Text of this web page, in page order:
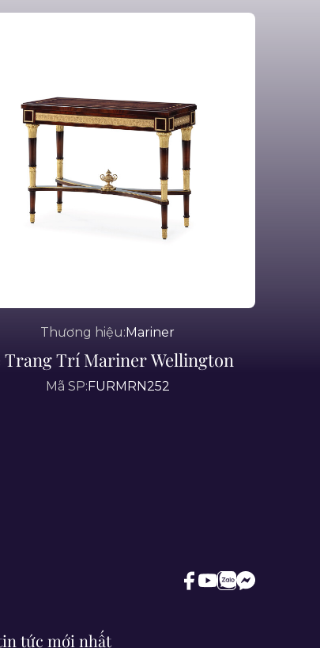
Thương hiệu: Mariner
Trang Trí Mariner Wellington
Mã SP: FURMRN252
tức mới nhất